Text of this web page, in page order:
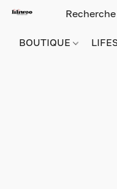
BOUTIQUE